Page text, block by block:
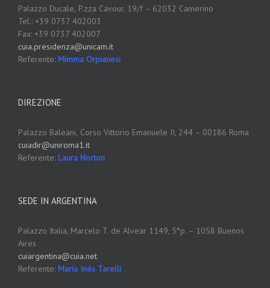
Palazzo Ducale, P.zza Cavour, 19/f – 62032 Camerino
Tel.: +39 0737 402003
Fax: +39 0737 402007
cuia.presidenza@unicam.it
Referente: Mimma Orpianesi
DIREZIONE
Palazzo Baleani, Corso Vittorio Emanuele II, 244 – 00186 Roma
cuiadir@uniroma1.it
Referente: Laura Norton
SEDE IN ARGENTINA
Palazzo Italia, Marcelo T. de Alvear 1149, 5°p. – 1058 Buenos
Aires
cuiargentina@cuia.net
Referente: María Inés Tarelli